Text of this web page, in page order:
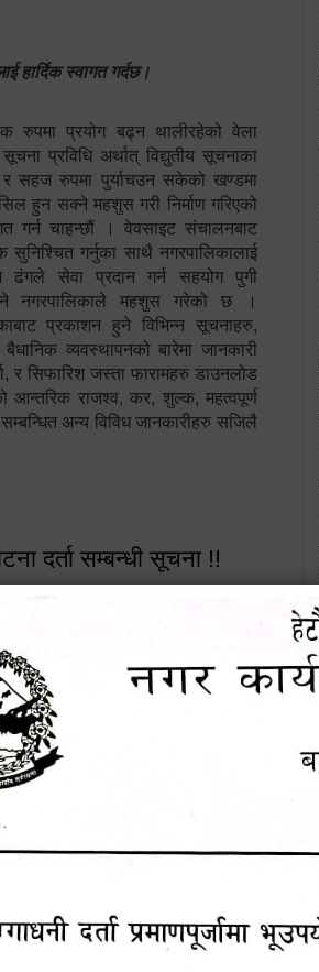
हार्दिक स्वागत गर्दछ।
रुपमा प्रयोग बढ्न थालीरहेको वेला
प्रविधि अर्थात् विद्युतीय सूचनाका
र सहज रुपमा पुर्याचउन सकेको खण्डमा
हुन सक्ने महशुस गरी निर्माण गरिएको
गर्न चाहन्छौं । वेवसाइट संचालनबाट
गर्नुका साथै नगरपालिकालाई
ढंगले सेवा प्रदान गर्न सहयोग पुगी
नगरपालिकाले महशुस गरेको छ ।
प्रकाशन हुने विभिन्न सूचनाहरु,
व्यवस्थापनको बारेमा जानकारी
र सिफारिश जस्ता फारामहरु डाउनलोड
आन्तरिक राजश्व, कर, शुल्क, महत्वपूर्ण
अन्य विविध जानकारीहरु सजिलै
दर्ता सम्बन्धी सूचना !!
घटना दर्ता सम्बन्धी सूचना !!
नं. ९८४१६४५३५६ (टोल
शव बहान चालकको नं.
सम्पर्क नं. ९८४१६४५३५६ (टोल फ्रि
बहान चालकको नं. ९८४९५०५६००